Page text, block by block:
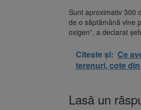
Sunt aproximativ 300
de o săptămână vine
oxigen”, a declarat
Citeste și: Ce
terenuri, cote
Lasă un